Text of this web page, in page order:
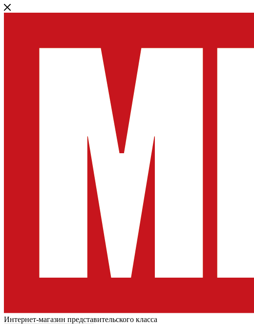
Интернет-магазин представительского класса